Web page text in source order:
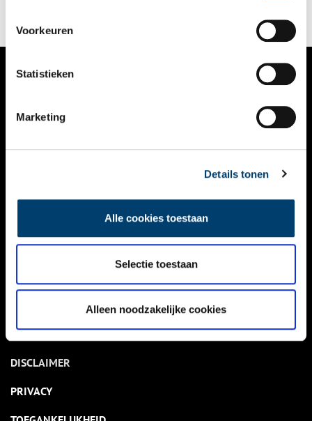
Voorkeuren
Statistieken
Marketing
Details tonen
Alle cookies toestaan
Selectie toestaan
Alleen noodzakelijke cookies
NIEUWS
KALENDER
ACTIVITEITEN
NIEUWSBRIEF
DISCLAIMER
PRIVACY